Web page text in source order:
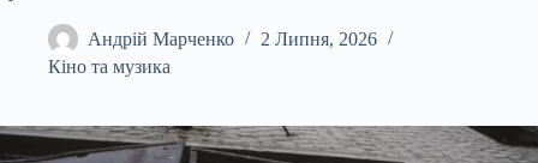
Андрій Марченко
2 Липня, 2026
Кіно та музика